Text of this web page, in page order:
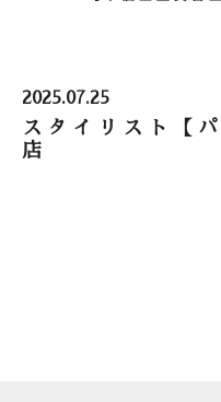
2025.07.25
スタイリスト【
店